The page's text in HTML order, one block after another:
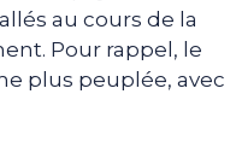
au cours de la
Pour rappel, le
plus peuplée, avec